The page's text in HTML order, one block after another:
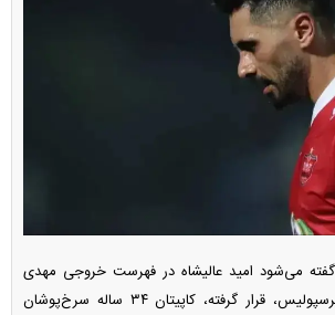
می‌شود امید عالیشاه در فهرست خروجی مهدی
تارتار، سرمربی جدید پرسپولیس، قرار گرفته، کاپیتان ۳۴ ساله سرخ‌پوشان